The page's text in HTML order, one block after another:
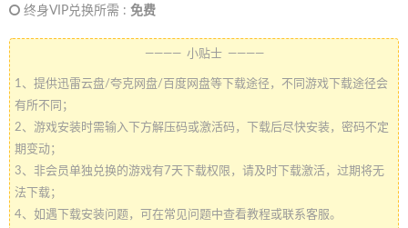
终身VIP兑换所需 : 免费
———— 小贴士 ————
1、提供迅雷云盘/夸克网盘/百度网盘等下载途径，不同游戏下载途径会
有所不同；
2、游戏安装时需输入下方解压码或激活码，下载后尽快安装，密码不定
期变动；
3、非会员单独兑换的游戏有7天下载权限，请及时下载激活，过期将无
法下载；
4、如遇下载安装问题，可在常见问题中查看教程或联系客服。